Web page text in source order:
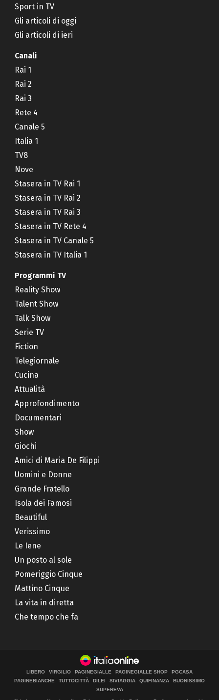
Sport in TV
Gli articoli di oggi
Gli articoli di ieri
Canali
Rai 1
Rai 2
Rai 3
Rete 4
Canale 5
Italia 1
TV8
Nove
Stasera in TV Rai 1
Stasera in TV Rai 2
Stasera in TV Rai 3
Stasera in TV Rete 4
Stasera in TV Canale 5
Stasera in TV Italia 1
Programmi TV
Reality Show
Talent Show
Talk Show
Serie TV
Fiction
Telegiornale
Cucina
Attualità
Approfondimento
Documentari
Show
Giochi
Amici di Maria De Filippi
Uomini e Donne
Grande Fratello
Isola dei Famosi
Beautiful
Verissimo
Le Iene
Un posto al sole
Pomeriggio Cinque
Mattino Cinque
La vita in diretta
Che tempo che fa
LIBERO VIRGILIO PAGINEGIALLE PAGINEGIALLE SHOP
PGCASA
PAGINEBIANCHE
TUTTOCITTÀ DILEI SIVIAGGIA QUIFINANZA
BUONISSIMO
SUPEREVA